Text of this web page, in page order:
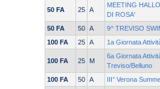
50 FA 25 A
MEETING
DI ROSA'
50 FA
50 A
9^ TREVISO
100 FA
25 A 1a Giornata
100 FA 25 M
6a Giornata
Treviso/Belluno
100 FA
50 A III° Verona